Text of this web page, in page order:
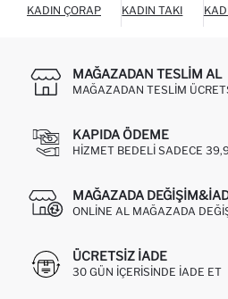
KADIN ÇORAP KADIN TAKI
MAĞAZADAN TESLIM AL
MAĞAZADAN TESLIM
KAPIDA ÖDEME
HIZMET BEDELI SADECE
MAĞAZADA
ONLINE AL MAĞAZADA
ÜCRETSIZ IADE
30 GÜN IÇERISINDE IADE ET